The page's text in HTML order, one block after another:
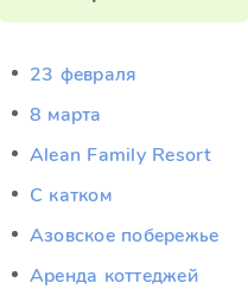
23 февраля
8 марта
Alean Family Resort
C катком
Азовское побережье
Аренда коттеджей